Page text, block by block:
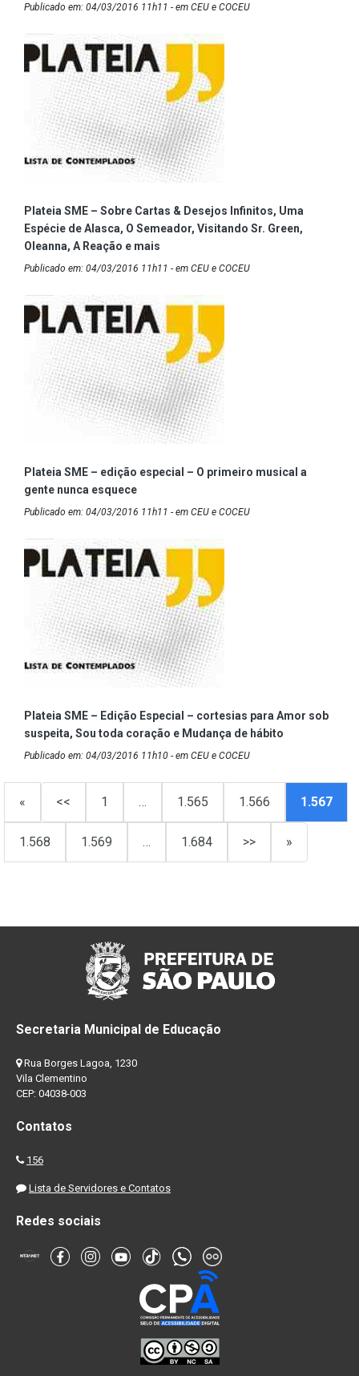
Publicado em: 04/03/2016 11h11 - em CEU e COCEU
Plateia SME – Sobre Cartas & Desejos Infinitos, Uma
Espécie de Alasca, O Semeador, Visitando Sr. Green,
Oleanna, A Reação e mais
Publicado em: 04/03/2016 11h11 - em CEU e COCEU
Plateia SME – edição especial – O primeiro musical a
gente nunca esquece
Publicado em: 04/03/2016 11h11 - em CEU e COCEU
Plateia SME – Edição Especial – cortesias para Amor sob
suspeita, Sou toda coração e Mudança de hábito
Publicado em: 04/03/2016 11h10 - em CEU e COCEU
« << 1 … 1.565 1.566 1.567
1.568 1.569 … 1.684 >> »
Secretaria Municipal de Educação
Rua Borges Lagoa, 1230
Vila Clementino
CEP: 04038-003
Contatos
156
Lista de Servidores e Contatos
Redes sociais